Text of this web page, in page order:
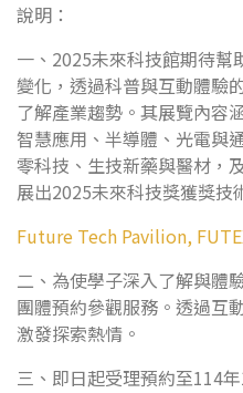
說明：
一、2025未來科技館期待幫
變化，透過科普與互動體驗
了解產業趨勢。其展覽內容
智慧應用、半導體、光電與
零科技、生技新藥與醫材，
展出2025未來科技獎獲獎技
Future Tech Pavilion,
二、為使學子深入了解與體
團體預約參觀服務。透過互
激發探索熱情。
三、即日起受理預約至114